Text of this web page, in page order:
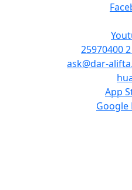
ask@dar-
App
Google